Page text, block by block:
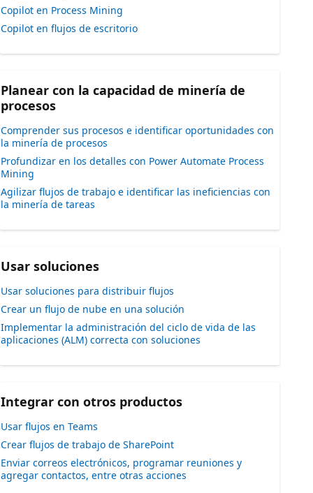
Copilot en Process Mining
Copilot en flujos de escritorio
Planear con la capacidad de minería de
procesos
Comprender sus procesos e identificar oportunidades con
la minería de procesos
Profundizar en los detalles con Power Automate Process
Mining
Agilizar flujos de trabajo e identificar las ineficiencias con
la minería de tareas
Usar soluciones
Usar soluciones para distribuir flujos
Crear un flujo de nube en una solución
Implementar la administración del ciclo de vida de las
aplicaciones (ALM) correcta con soluciones
Integrar con otros productos
Usar flujos en Teams
Crear flujos de trabajo de SharePoint
Enviar correos electrónicos, programar reuniones y
agregar contactos, entre otras acciones